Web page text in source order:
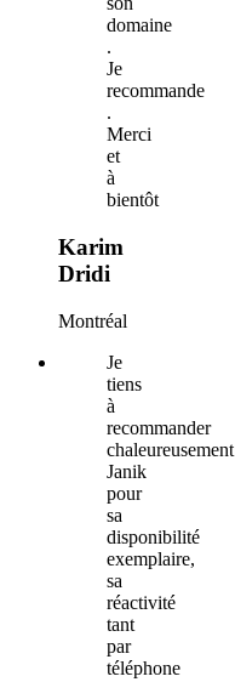
domaine
.
Je
recommande
.
Merci
et
à
bientôt
Karim
Dridi
Montréal
Je
tiens
à
recommander
chaleureusement
Janik
pour
sa
disponibilité
exemplaire,
sa
réactivité
tant
par
téléphone